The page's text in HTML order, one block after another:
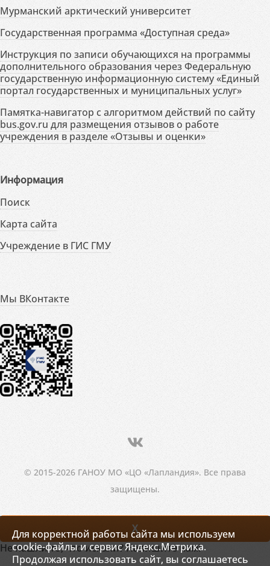
Мурманский арктический университет
Государственная программа «Доступная среда»
Инструкция по записи обучающихся на программы
дополнительного образования через Федеральную
государственную информационную систему «Единый
портал государственных и муниципальных услуг»
Памятка-навигатор с алгоритмом действий по сайту
bus.gov.ru для размещения отзывов о работе
учреждения в разделе «Отзывы и оценки»
Информация
Поиск
Карта сайта
Учреждение в ГИС ГМУ
Мы ВКонтакте
© 2015-2026 ГАНОУ МО «ЦО «Лапландия». Все права
защищены.
Для корректной работы сайта мы используем
cookie-файлы и сервис Яндекс.Метрика.
Продолжая использовать сайт, вы соглашаетесь
X
Не нашли то, что искали? Напишите нам!